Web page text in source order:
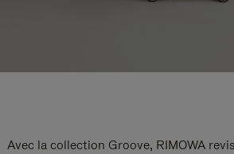
Avec la collection Groove, RIMOWA